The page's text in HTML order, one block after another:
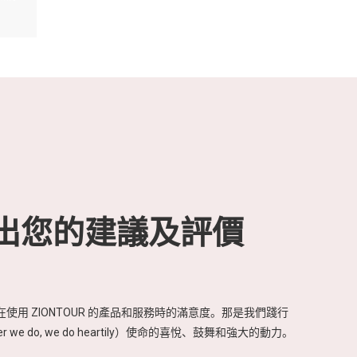
您的建議及評價
用 ZIONTOUR 的產品和服務時的滿意度。那是我們踐行
we do, we do heartily）使命的喜悅、鼓舞和強大的動力。